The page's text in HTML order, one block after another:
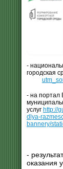
-
городская
- на портал
услуг http://
dlya-
bannery/
-
оказания